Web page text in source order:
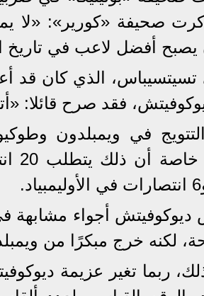
ذكرت صحيفة «كورير»: «لا
يصبح أفضل لاعب في تاريخ
الذي كان قد
فقد صرح قائلا:
في ويمبلدون
لكنه خرج مبكرًا من
ربما تغير عزيمة